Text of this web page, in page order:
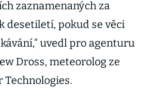
zaznamenaných za
desetiletí, pokud se věci
uvedl pro agenturu
Dross, meteorolog ze
Technologies.